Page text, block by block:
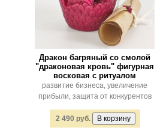
Дракон багряный со смолой
"драконовая кровь" фигурная
восковая с ритуалом
развитие бизнеса, увеличение
прибыли, защита от конкурентов
2 490 руб.